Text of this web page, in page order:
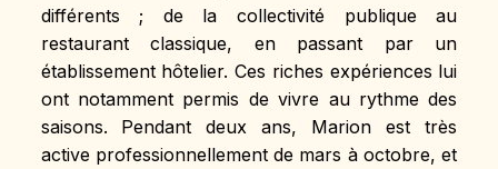
différents ; de la collectivité publique au
restaurant classique, en passant par un
établissement hôtelier. Ces riches expériences lui
ont notamment permis de vivre au rythme des
saisons. Pendant deux ans, Marion est très
active professionnellement de mars à octobre, et